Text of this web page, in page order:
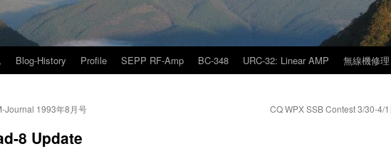
Blog-History Profile SEPP RF-Amp BC-348 URC-32: Linear AMP 無線機修理
Journal 1993年8月号 CQ WPX SSB Contest 3/30-4/
8 Update